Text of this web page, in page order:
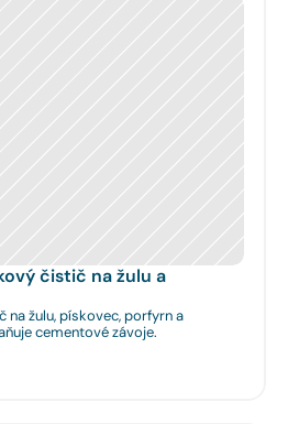
čistič na žulu a
žulu, pískovec, porfyrn a
cementové závoje.